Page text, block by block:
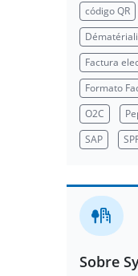
código QR
Factura
Formato
O2C
SAP
Sobre